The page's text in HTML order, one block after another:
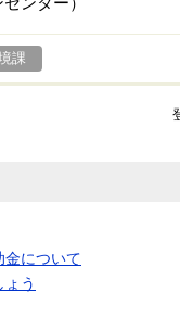
課
金について
う